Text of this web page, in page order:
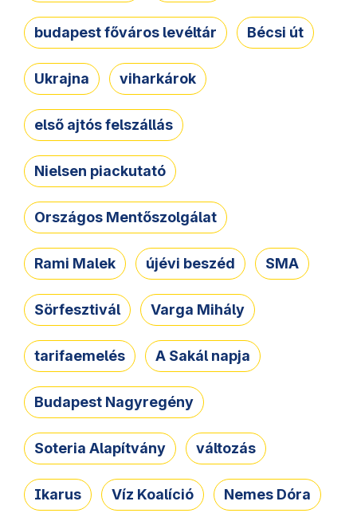
budapest főváros levéltár Bécsi út
Ukrajna viharkárok
első ajtós felszállás
Nielsen piackutató
Országos Mentőszolgálat
Rami Malek újévi beszéd SMA
Sörfesztivál Varga Mihály
tarifaemelés A Sakál napja
Budapest Nagyregény
Soteria Alapítvány változás
Ikarus Víz Koalíció Nemes Dóra